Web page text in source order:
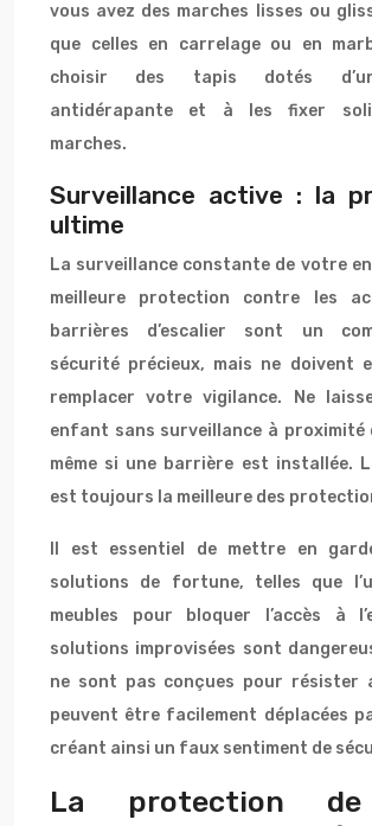
vous avez des marches lisses ou
que celles en carrelage ou en
choisir des tapis dotés
antidérapante et à les fixer
marches.
Surveillance active : la
ultime
La surveillance constante de votre
meilleure protection contre les
barrières d’escalier sont un
sécurité précieux, mais ne doivent
remplacer votre vigilance. Ne
enfant sans surveillance à proximité
même si une barrière est installée.
est toujours la meilleure des
Il est essentiel de mettre en
solutions de fortune, telles que
meubles pour bloquer l’accès à
solutions improvisées sont
ne sont pas conçues pour résister
peuvent être facilement déplacées
créant ainsi un faux sentiment de
La protection